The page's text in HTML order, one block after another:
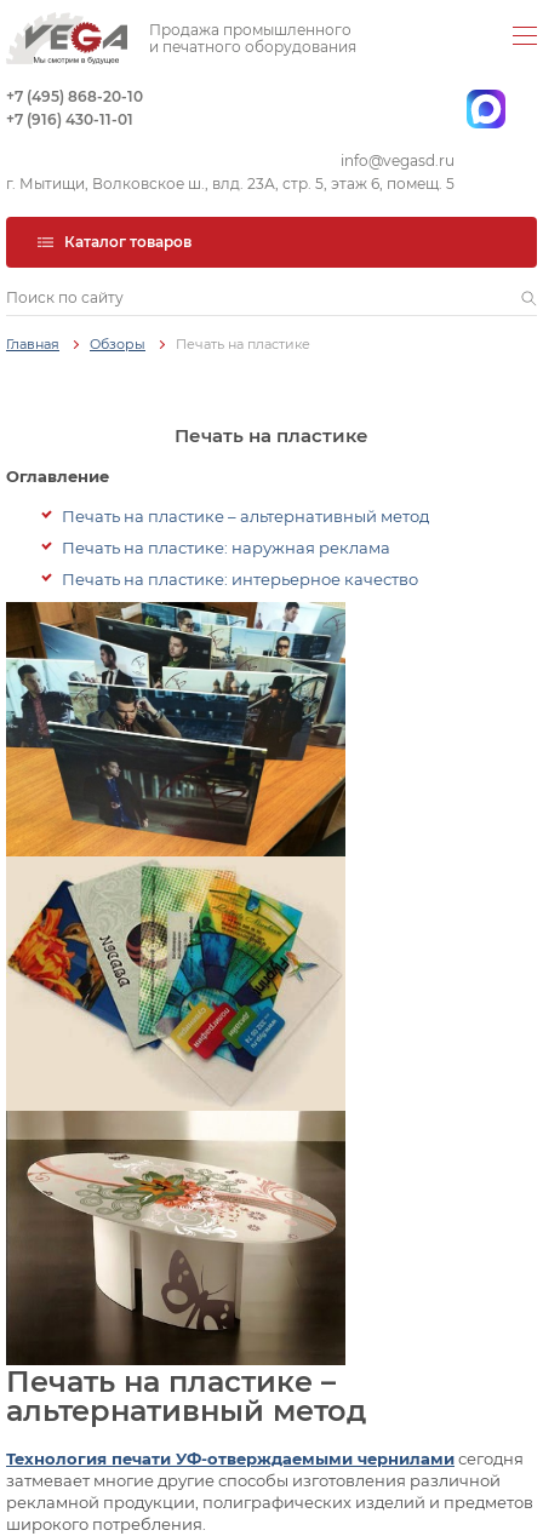
Продажа промышленного
и печатного оборудования
+7 (495) 868-20-10
+7 (916) 430-11-01
info@vegasd.ru
г. Мытищи, Волковское ш., влд. 23А, стр. 5, этаж 6, помещ. 5
Каталог товаров
Главная Обзоры Печать на пластике
Печать на пластике
Оглавление
Печать на пластике – альтернативный метод
Печать на пластике: наружная реклама
Печать на пластике: интерьерное качество
Печать на пластике –
альтернативный метод
Технология печати УФ-отверждаемыми черниламисегодня
затмевает многие другие способы изготовления различной
рекламной продукции, полиграфических изделий и предметов
широкого потребления.